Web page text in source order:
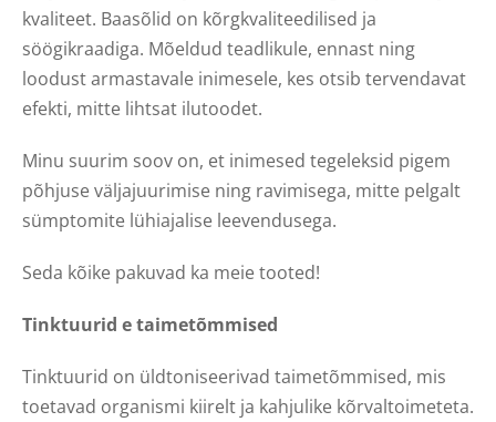
kvaliteet. Baasõlid on kõrgkvaliteedilised ja
söögikraadiga. Mõeldud teadlikule, ennast ning
loodust armastavale inimesele, kes otsib tervendavat
efekti, mitte lihtsat ilutoodet.
Minu suurim soov on, et inimesed tegeleksid pigem
põhjuse väljajuurimise ning ravimisega, mitte pelgalt
sümptomite lühiajalise leevendusega.
Seda kõike pakuvad ka meie tooted!
Tinktuurid e taimetõmmised
Tinktuurid on üldtoniseerivad taimetõmmised, mis
toetavad organismi kiirelt ja kahjulike kõrvaltoimeteta.